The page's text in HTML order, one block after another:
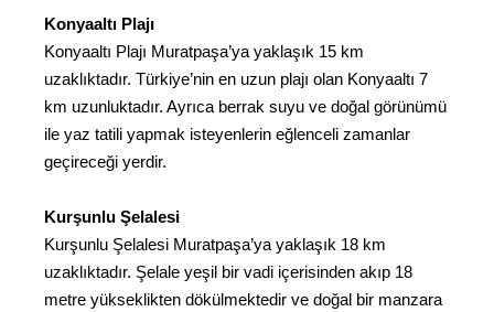
Konyaaltı Plajı
Konyaaltı Plajı Muratpaşa’ya yaklaşık 15 km
uzaklıktadır. Türkiye’nin en uzun plajı olan Konyaaltı 7
km uzunluktadır. Ayrıca berrak suyu ve doğal görünümü
ile yaz tatili yapmak isteyenlerin eğlenceli zamanlar
geçireceği yerdir.
Kurşunlu Şelalesi
Kurşunlu Şelalesi Muratpaşa’ya yaklaşık 18 km
uzaklıktadır. Şelale yeşil bir vadi içerisinden akıp 18
metre yükseklikten dökülmektedir ve doğal bir manzara